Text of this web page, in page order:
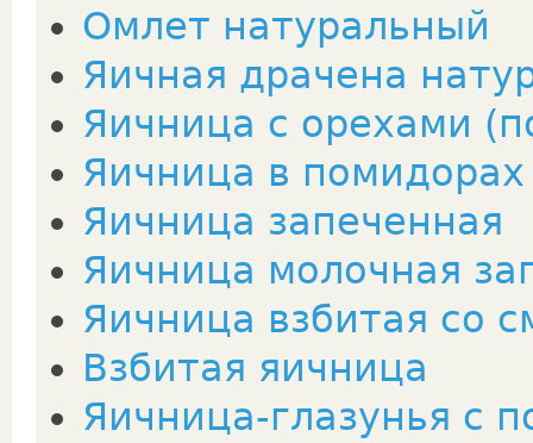
Омлет натуральный
Яичная драчена
Яичница с орехами
Яичница в помидорах
Яичница запеченная
Яичница мoлочная
Яичница взбитая со
Взбитая яичница
Яичница-глазунья с